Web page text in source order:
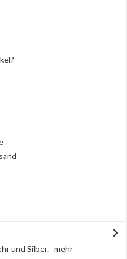
und Silber. mehr